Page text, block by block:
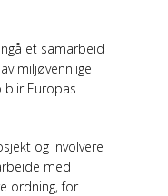
et samarbeid
miljøvennlige
blir Europas
og involvere
med
ordning, for